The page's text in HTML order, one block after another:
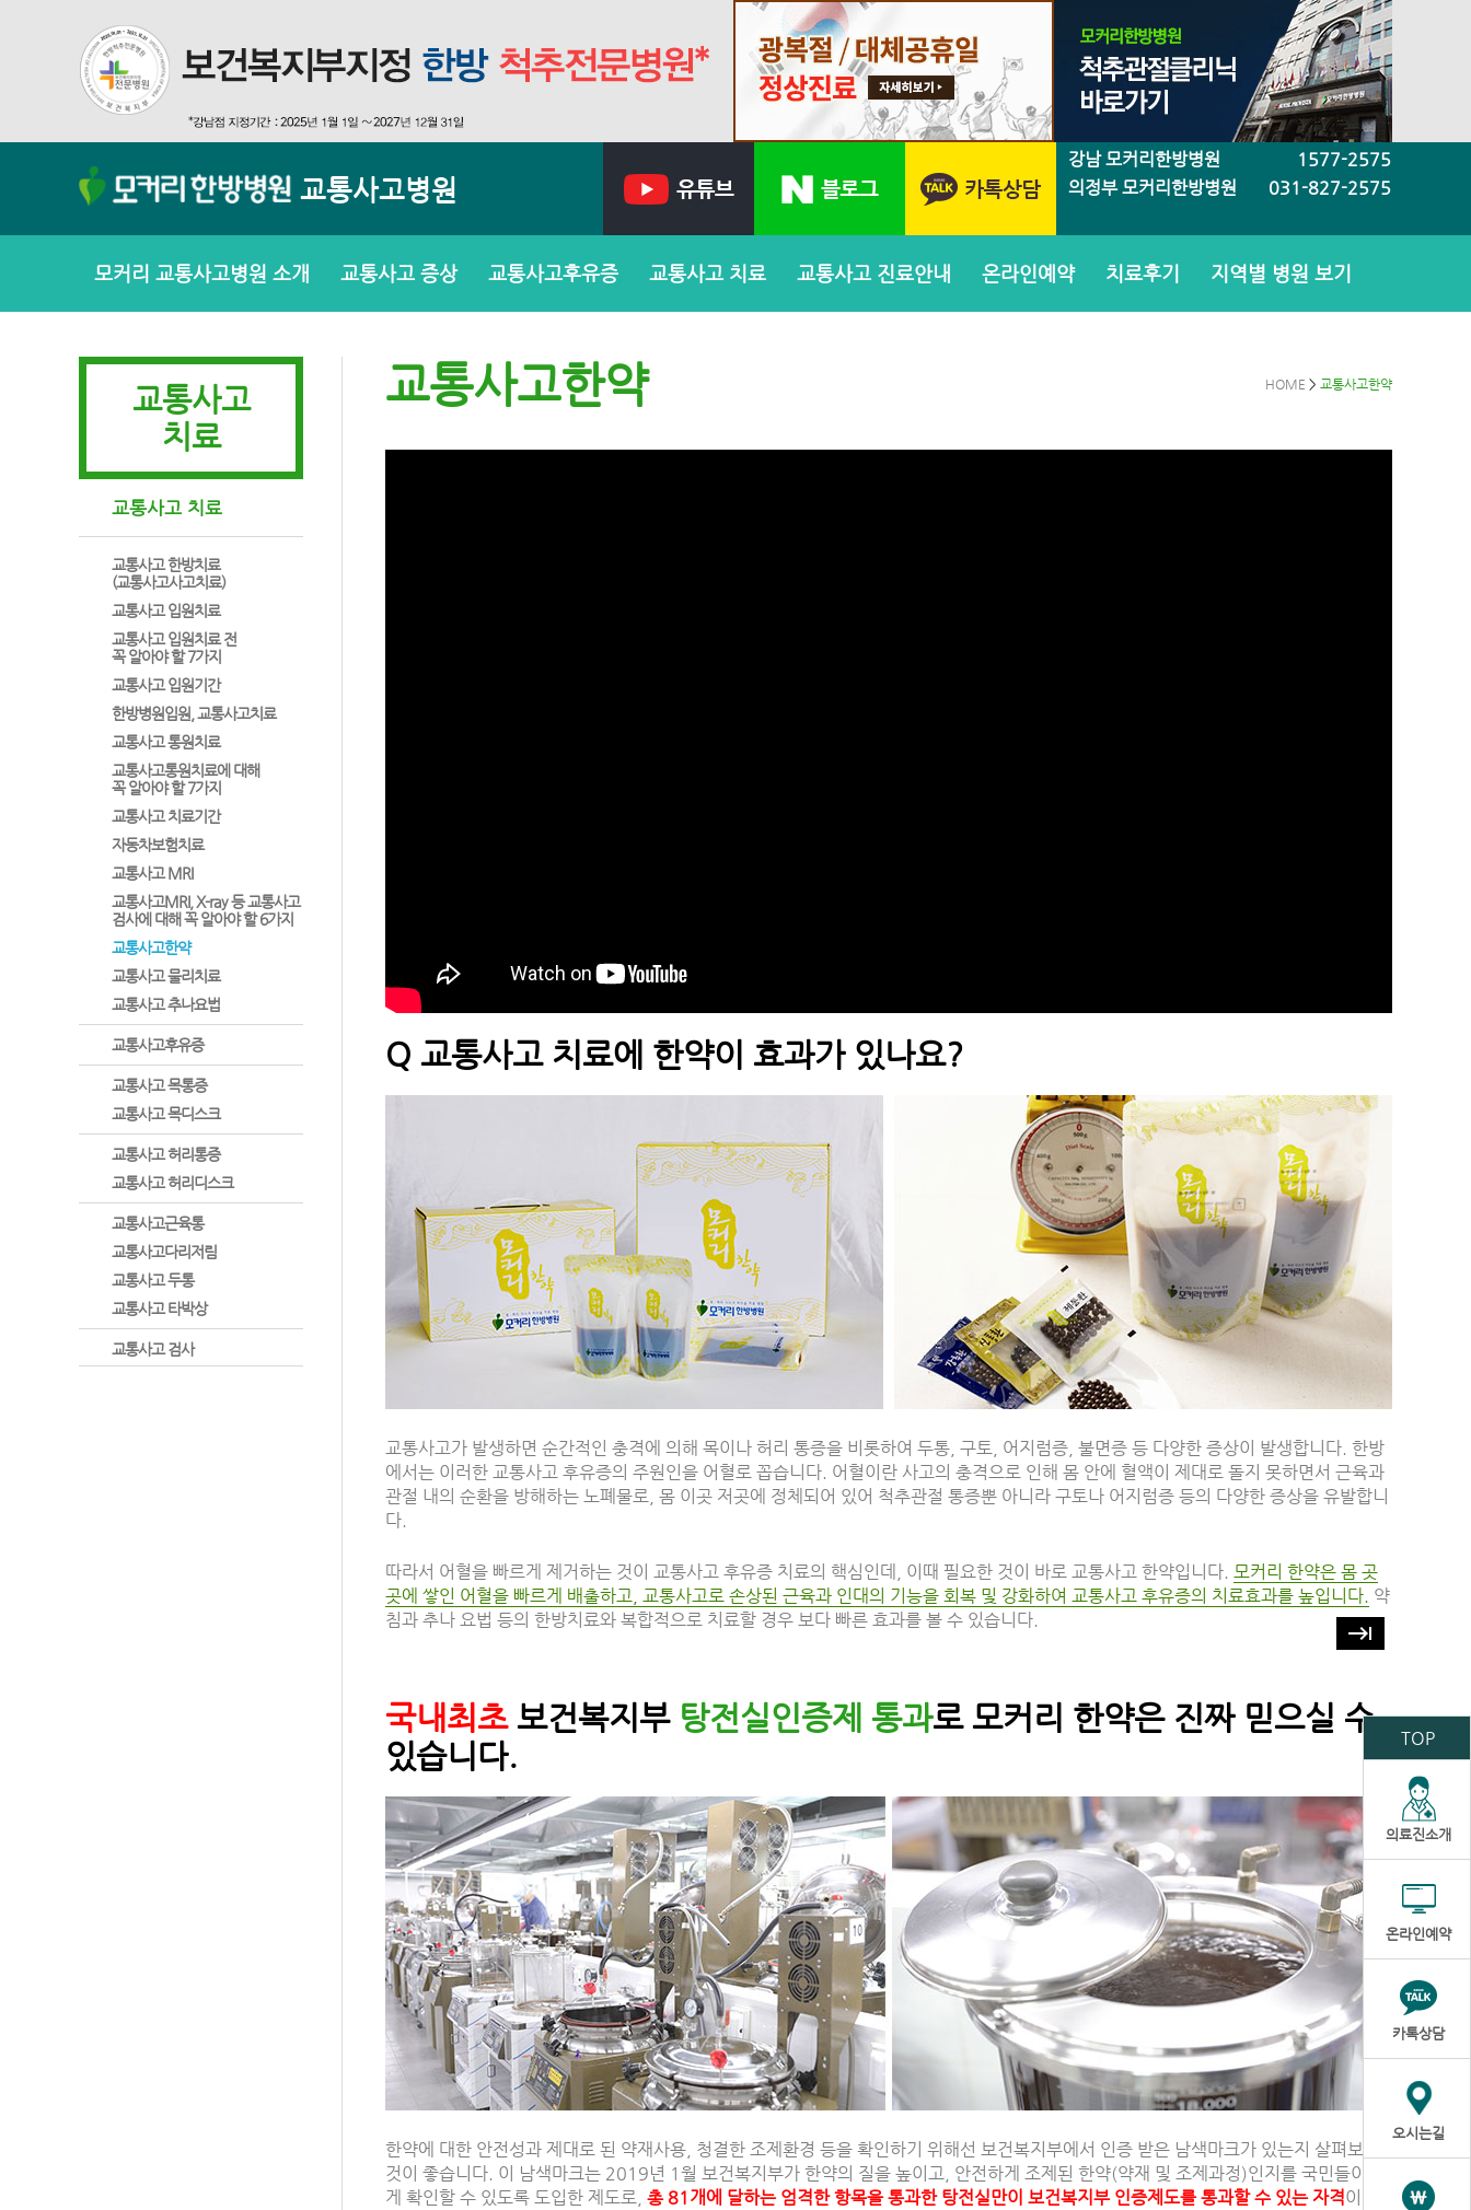
교통사고병원
강남 모커리한방병원
1577-2575
의정부 모커리한방병원
031-827-2575
모커리 교통사고병원 소개 교통사고 증상 교통사고후유증 교통사고 치료 교통사고 진료안내 온라인예약 치료후기 지역별 병원 보기
교통사고
치료
교통사고 치료
교통사고 한방치료
(교통사고사고치료)
교통사고 입원치료
교통사고 입원치료 전
꼭 알아야 할 7가지
교통사고 입원기간
한방병원입원, 교통사고치료
교통사고 통원치료
교통사고통원치료에 대해
꼭 알아야 할 7가지
교통사고 치료기간
자동차보험치료
교통사고 MRI
교통사고MRI, X-ray 등 교통사고
검사에 대해 꼭 알아야 할 6가지
교통사고한약
교통사고 물리치료
교통사고 추나요법
교통사고후유증
교통사고 목통증
교통사고 목디스크
교통사고 허리통증
교통사고 허리디스크
교통사고근육통
교통사고다리저림
교통사고 두통
교통사고 타박상
교통사고 검사
교통사고한약 HOME > 교통사고한약
Q 교통사고 치료에 한약이 효과가 있나요?
교통사고가 발생하면 순간적인 충격에 의해 목이나 허리 통증을 비롯하여 두통, 구토, 어지럼증, 불면증 등 다양한 증상이 발생합니다. 한방
에서는 이러한 교통사고 후유증의 주원인을 어혈로 꼽습니다. 어혈이란 사고의 충격으로 인해 몸 안에 혈액이 제대로 돌지 못하면서 근육과
관절 내의 순환을 방해하는 노폐물로, 몸 이곳 저곳에 정체되어 있어 척추관절 통증뿐 아니라 구토나 어지럼증 등의 다양한 증상을 유발합니
다.
따라서 어혈을 빠르게 제거하는 것이 교통사고 후유증 치료의 핵심인데, 이때 필요한 것이 바로 교통사고 한약입니다. 모커리 한약은 몸 곳
곳에 쌓인 어혈을 빠르게 배출하고, 교통사고로 손상된 근육과 인대의 기능을 회복 및 강화하여 교통사고 후유증의 치료효과를 높입니다. 약
침과 추나 요법 등의 한방치료와 복합적으로 치료할 경우 보다 빠른 효과를 볼 수 있습니다.
국내최초보건복지부 탕전실인증제 통과로 모커리 한약은 진짜 믿으실 수
있습니다.
한약에 대한 안전성과 제대로 된 약재사용, 청결한 조제환경 등을 확인하기 위해선 보건복지부에서 인증 받은 남색마크가 있는지 살펴보는
것이 좋습니다. 이 남색마크는 2019년 1월 보건복지부가 한약의 질을 높이고, 안전하게 조제된 한약(약재 및 조제과정)인지를 국민들이 쉽
게 확인할 수 있도록 도입한 제도로, 총 81개에 달하는 엄격한 항목을 통과한 탕전실만이 보건복지부 인증제도를 통과할 수 있는 자격이 주
keyboard_tab
TOP
의료진소개
온라인예약
카톡상담
오시는길